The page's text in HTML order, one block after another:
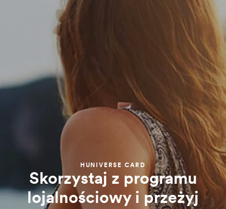
HUNIVERSE CARD
Skorzystaj z programu
lojalnościowy i przeżyj